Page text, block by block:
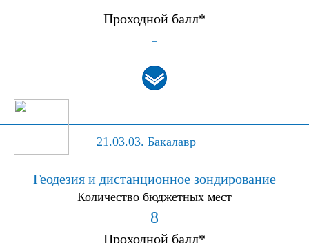
Проходной балл*
-
21.03.03. Бакалавр
Геодезия и дистанционное зондирование
Количество бюджетных мест
8
Проходной балл*